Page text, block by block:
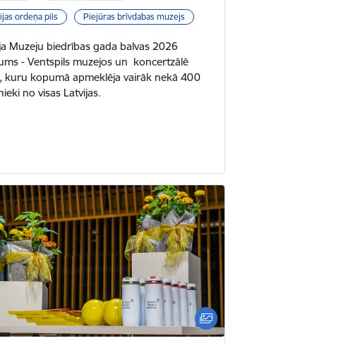
ordeņa pils Piejūras brīvdabas muzejs
Muzeju biedrības gada balvas 2026
- Ventspils muzejos un koncertzālē
kuru kopumā apmeklēja vairāk nekā 400
no visas Latvijas.